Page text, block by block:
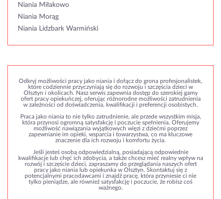
Niania Miłakowo
Niania Morąg
Niania Lidzbark Warmiński
Odkryj możliwości pracy jako niania i dołącz do grona profesjonalistek,
które codziennie przyczyniają się do rozwoju i szczęścia dzieci w
Olsztyn i okolicach. Nasz serwis zapewnia dostęp do szerokiej gamy
ofert pracy opiekuńczej, oferując różnorodne możliwości zatrudnienia
w zależności od doświadczenia, kwalifikacji i preferencji osobistych.
Praca jako niania to nie tylko zatrudnienie, ale przede wszystkim misja,
która przynosi ogromną satysfakcję i poczucie spełnienia. Oferujemy
możliwość nawiązania wyjątkowych więzi z dziećmi poprzez
zapewnianie im opieki, wsparcia i towarzystwa, co ma kluczowe
znaczenie dla ich rozwoju i komfortu życia.
Jeśli jesteś osobą odpowiedzialną, posiadającą odpowiednie
kwalifikacje lub chęć ich zdobycia, a także chcesz mieć realny wpływ na
rozwój i szczęście dzieci, zapraszamy do przeglądania naszych ofert
pracy jako niania lub opiekunka w Olsztyn. Skontaktuj się z
potencjalnymi pracodawcami i znajdź pracę, która przyniesie ci nie
tylko pieniądze, ale również satysfakcję i poczucie, że robisz coś
ważnego.